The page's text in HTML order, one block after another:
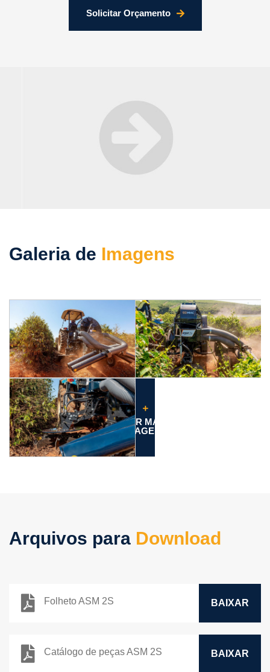
Solicitar Orçamento
Galeria de Imagens
VER MAIS
IMAGENS
Arquivos para Download
Folheto ASM 2S BAIXAR
Catálogo de peças ASM 2S BAIXAR